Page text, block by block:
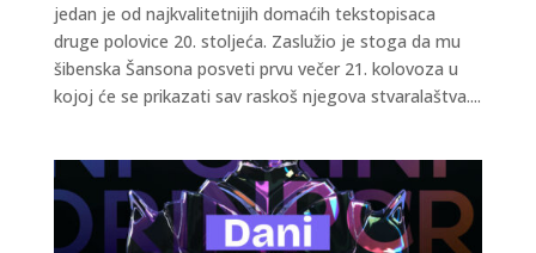
jedan je od najkvalitetnijih domaćih tekstopisaca
druge polovice 20. stoljeća. Zaslužio je stoga da mu
šibenska Šansona posveti prvu večer 21. kolovoza u
kojoj će se prikazati sav raskoš njegova stvaralaštva....